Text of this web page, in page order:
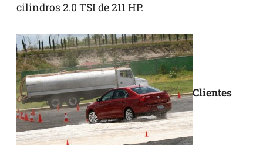
cilindros 2.0 TSI de 211 HP.
Clientes